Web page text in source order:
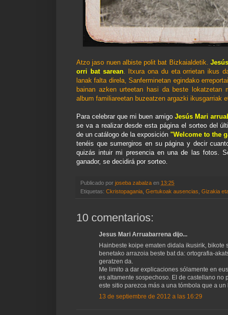
Atzo jaso nuen albiste polit bat Bizkaialdetik.
orri bat sarean. Itxura ona du eta orrietan ikus
lanak falta direla, Sanferminetan egindako
bainan azken urteetan hasi da beste lokatzetan
album familiareetan buzeatzen argazki ikusgarriak
Para celebrar que mi buen amigo Jesús Mari
se va a realizar desde esta página el sorteo del
de un catálogo de la exposición "Welcome to the
tenéis que sumergiros en su página y decir
quizás intuir mi presencia en una de las fotos.
ganador, se decidirá por sorteo.
Publicado por joseba zabalza en 13:25
Etiquetas: Ckristopagania Gertukoak ausencias Gizakia
10 comentarios:
Jesus Mari Arruabarrena dijo...
Hainbeste koipe ematen didala ikusirik,
benetako arrazoia beste bat da: ortografia-
geratzen da.
Me limito a dar explicaciones sólamente en
es altamente sospechoso. El de castellano no
este sitio parezca más a una tómbola que a un
13 de septiembre de 2012 a las 16:29